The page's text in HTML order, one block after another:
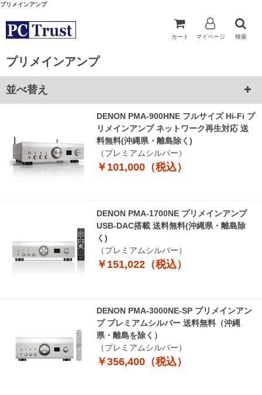
プリメインアンプ
カート マイページ 検索
プリメインアンプ
並べ替え
DENON PMA-900HNE フルサイズ Hi-Fi プ
リメインアンプ ネットワーク再生対応 送
料無料(沖縄県・離島除く)
（プレミアムシルバー）
￥101,000（税込）
DENON PMA-1700NE プリメインアンプ
USB-DAC搭載 送料無料(沖縄県・離島除
く)
（プレミアムシルバー）
￥151,022（税込）
DENON PMA-3000NE-SP プリメインアン
プ プレミアムシルバー 送料無料（沖縄
県・離島を除く）
（プレミアムシルバー）
￥356,400（税込）